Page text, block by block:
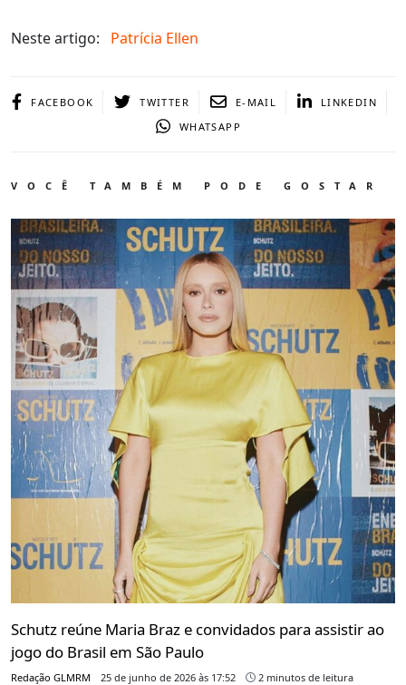
Neste artigo: Patrícia Ellen
FACEBOOK TWITTER E-MAIL
LINKEDIN
WHATSAPP
VOCÊ TAMBÉM PODE GOSTAR
Schutz reúne Maria Braz e convidados para assistir ao
jogo do Brasil em São Paulo
Redação GLMRM 25 de junho de 2026 às 17:52 2 minutos de leitura